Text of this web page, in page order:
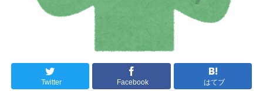
Twitter Facebook はてブ